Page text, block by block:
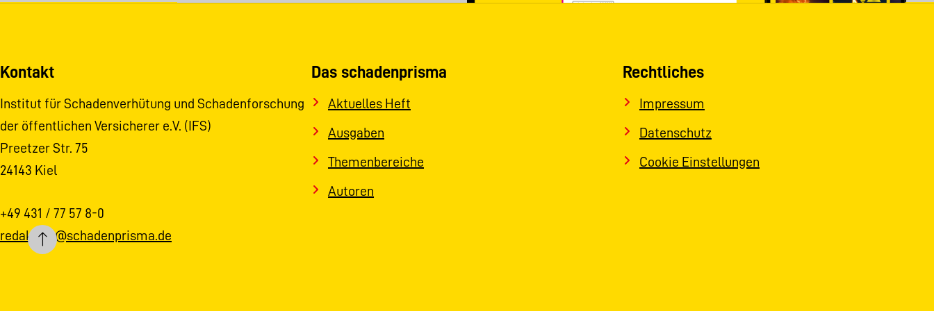
Kontakt
Institut für Schadenverhütung und Schadenforschung
der öffentlichen Versicherer e.V. (IFS)
Preetzer Str. 75
24143 Kiel
+49 431 / 77 57 8-0
redaktion@schadenprisma.de
Das schadenprisma
Aktuelles Heft
Ausgaben
Themenbereiche
Autoren
Rechtliches
Impressum
Datenschutz
Cookie Einstellungen